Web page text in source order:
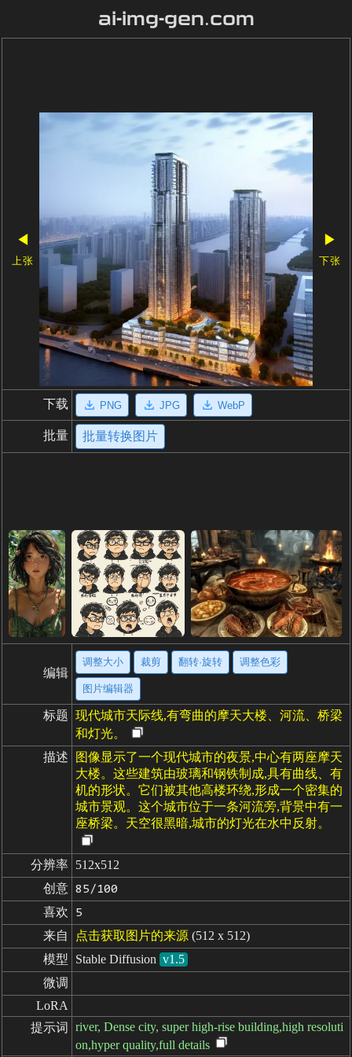
ai-img-gen.com
◀
上张
▶
下张
下载 PNG JPG WebP
批量 批量转换图片
编辑
调整大小 裁剪 翻转·旋转 调整色彩
图片编辑器
标题 现代城市天际线,有弯曲的摩天大楼、河流、桥梁
和灯光。
描述
图像显示了一个现代城市的夜景,中心有两座摩天
大楼。这些建筑由玻璃和钢铁制成,具有曲线、有
机的形状。它们被其他高楼环绕,形成一个密集的
城市景观。这个城市位于一条河流旁,背景中有一
座桥梁。天空很黑暗,城市的灯光在水中反射。
分辨率 512x512
创意 85/100
喜欢 5
来自 点击获取图片的来源 (512 x 512)
模型
Stable Diffusion v1.5
微调
LoRA
提示词
river, Dense city, super high-rise building,high resoluti
on,hyper quality,full details